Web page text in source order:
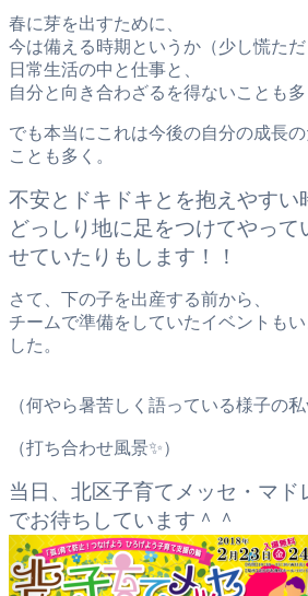
春に芽を出すために、
今は備える時期というか（少し慌ただ
日常生活の中と仕事と、
自分と向き合わざるを得ないことも
でも本当にこれは今後の自分の成長
ことも多く。
不安とドキドキとを抱えやすい
どっしり地に足をつけてやって
せていたりもします！！
さて、下の子を出産する前から、
チームで準備をしていたイベントも
した。
（何やら暑苦しく語っている様子の私
（打ち合わせ風景✨）
当日、北区子育てメッセ・マド
でお待ちしています＾＾